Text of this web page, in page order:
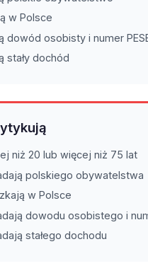
w Polsce
dowód osobisty i numer
stały dochód
niż 20 lub więcej niż 75 lat
polskiego obywatelstwa
w Polsce
dowodu osobistego i
stałego dochodu